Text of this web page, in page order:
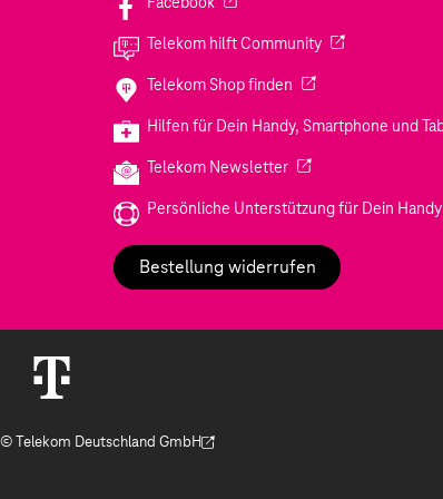
Telekom hilft Community(Wird in einem
Telekom Shop finden (Wird in einem
Hilfen für Dein Handy, Smartphone und
Telekom Newsletter(Wird in einem neuen
Persönliche Unterstützung für Dein Handy
Bestellung widerrufen
© Telekom Deutschland GmbH
(Der Link wird in einem neuen Tab geöffnet)